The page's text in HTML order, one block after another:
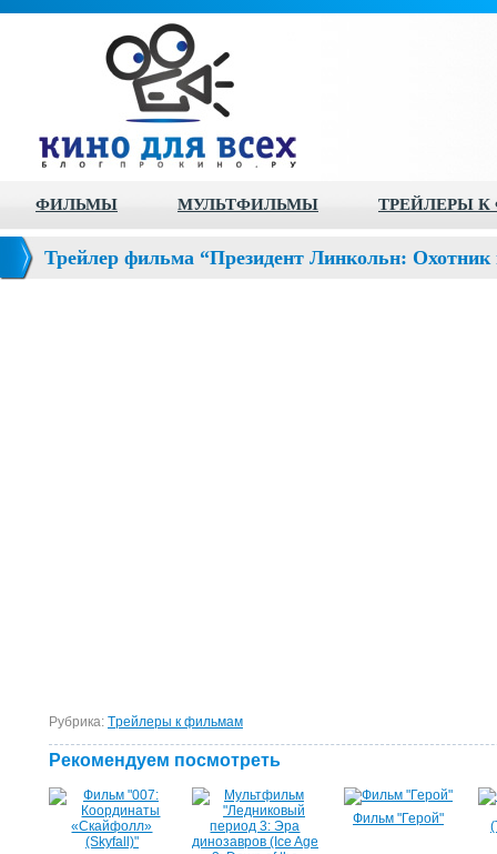
ФИЛЬМЫ МУЛЬТФИЛЬМЫ ТРЕЙЛЕРЫ
Трейлер фильма “Президент Линкольн:
Рубрика: Tрейлеры к фильмам
Рекомендуем посмотреть
Фильм "Герой"